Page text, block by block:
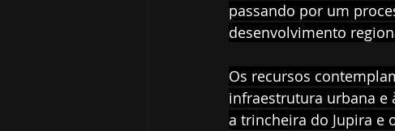
passando por um
desenvolvimento
Os recursos
infraestrutura urbana e
a trincheira do Jupira e